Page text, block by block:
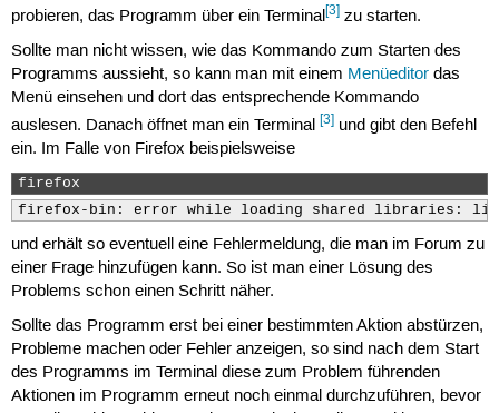
probieren, das Programm über ein Terminal[3]zu starten.
Sollte man nicht wissen, wie das Kommando zum Starten des
Programms aussieht, so kann man mit einem Menüeditordas
Menü einsehen und dort das entsprechende Kommando
auslesen. Danach öffnet man ein Terminal [3]und gibt den Befehl
ein. Im Falle von Firefox beispielsweise
firefox
firefox-bin: error while loading shared libraries:
und erhält so eventuell eine Fehlermeldung, die man im Forum zu
einer Frage hinzufügen kann. So ist man einer Lösung des
Problems schon einen Schritt näher.
Sollte das Programm erst bei einer bestimmten Aktion abstürzen,
Probleme machen oder Fehler anzeigen, so sind nach dem Start
des Programms im Terminal diese zum Problem führenden
Aktionen im Programm erneut noch einmal durchzuführen, bevor